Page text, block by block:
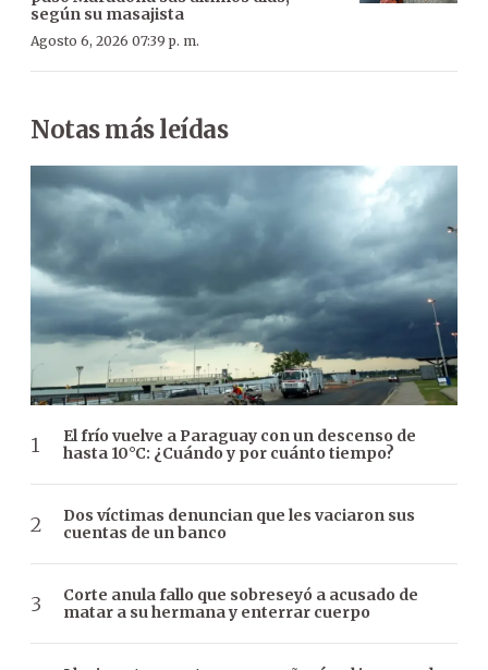
según su masajista
Agosto 6, 2026 07:39 p. m.
Notas más leídas
El frío vuelve a Paraguay con un descenso de
hasta 10°C: ¿Cuándo y por cuánto tiempo?
Dos víctimas denuncian que les vaciaron sus
cuentas de un banco
Corte anula fallo que sobreseyó a acusado de
matar a su hermana y enterrar cuerpo